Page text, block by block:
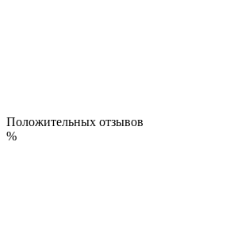
Положительных отзывов
%